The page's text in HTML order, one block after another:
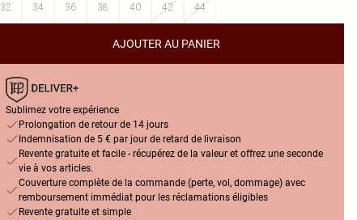
32
34 36 38 40 42 44
AJOUTER AU PANIER
Sublimez votre expérience
Prolongation de retour de 14 jours
Indemnisation de 5 € par jour de retard de livraison
Revente gratuite et facile - récupérez de la valeur et offrez une seconde
vie à vos articles.
Couverture complète de la commande (perte, vol, dommage) avec
remboursement immédiat pour les réclamations éligibles
Revente gratuite et simple